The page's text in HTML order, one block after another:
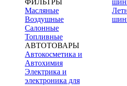
Масляные
Воздушные
Салонные
Топливные
АВТОТОВАРЫ
Автокосметика и
Автохимия
Электрика и
электроника для